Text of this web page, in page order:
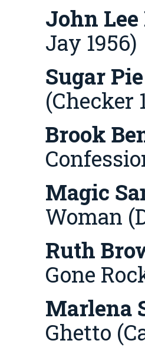
John
Jay 1956)
Sugar
(Checker
Brook
Magic
Woman
Ruth
Gone
Marlena
Ghetto